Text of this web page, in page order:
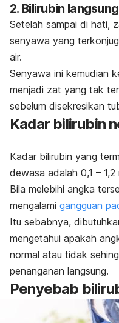
2. Bilirubin langsung
Setelah sampai di hati,
senyawa yang
air.
Senyawa ini kemudian
menjadi zat yang tak
sebelum disekresikan
Kadar bilirubin
Kadar bilirubin yang
dewasa adalah 0,1 –
Bila melebihi angka
mengalami gangguan
Itu sebabnya,
mengetahui apakah
normal atau tidak
penanganan langsung.
Penyebab